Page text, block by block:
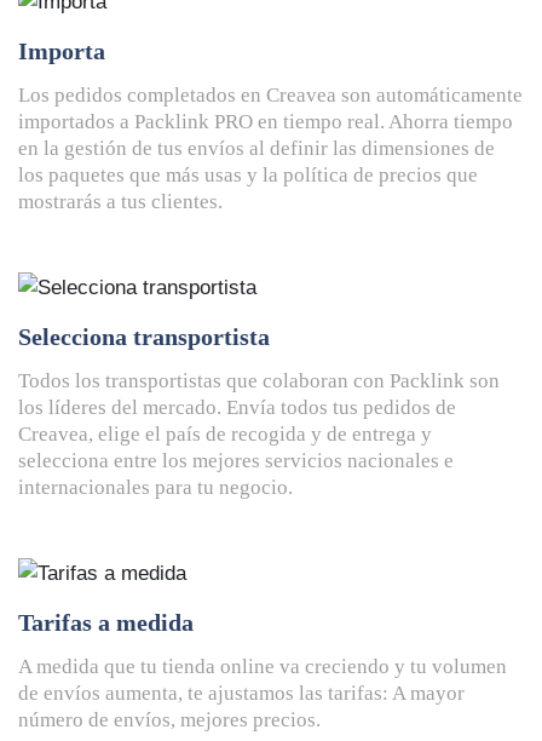
Importa
Los pedidos completados en Creavea son automáticamente
importados a Packlink PRO en tiempo real. Ahorra tiempo
en la gestión de tus envíos al definir las dimensiones de
los paquetes que más usas y la política de precios que
mostrarás a tus clientes.
Selecciona transportista
Todos los transportistas que colaboran con Packlink son
los líderes del mercado. Envía todos tus pedidos de
Creavea, elige el país de recogida y de entrega y
selecciona entre los mejores servicios nacionales e
internacionales para tu negocio.
Tarifas a medida
A medida que tu tienda online va creciendo y tu volumen
de envíos aumenta, te ajustamos las tarifas: A mayor
número de envíos, mejores precios.